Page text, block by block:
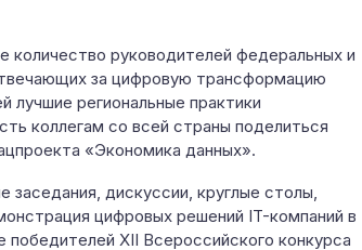
руководителей федеральных и
за цифровую трансформацию
региональные практики
коллегам со всей страны поделиться
«Экономика данных».
дискуссии, круглые столы,
цифровых решений IT-компаний в
XII Всероссийского конкурса